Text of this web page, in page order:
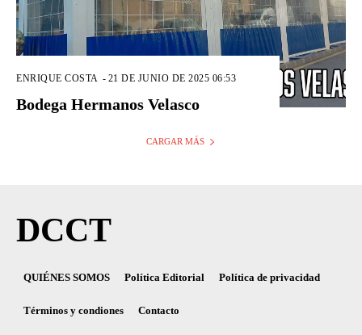
ENRIQUE COSTA - 21 DE JUNIO DE 2025 06:53
Bodega Hermanos Velasco
CARGAR MÁS
DCCT
QUIÉNES SOMOS Política Editorial Política de privacidad
Términos y condiones Contacto